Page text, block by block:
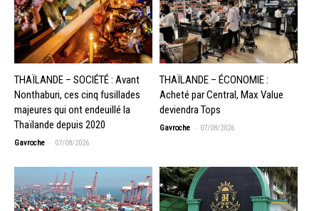
THAÏLANDE – SOCIÉTÉ : Avant
Nonthaburi, ces cinq fusillades
majeures qui ont endeuillé la
Thaïlande depuis 2020
Gavroche - 07/08/2026
THAÏLANDE – ÉCONOMIE :
Acheté par Central, Max Value
deviendra Tops
Gavroche - 07/08/2026